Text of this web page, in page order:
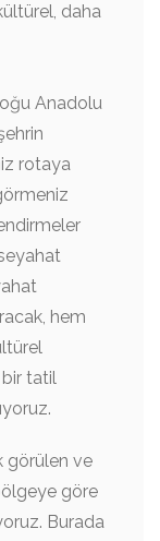
daha
Anadolu
rotaya
hem
tatil
görülen ve
göre
Burada